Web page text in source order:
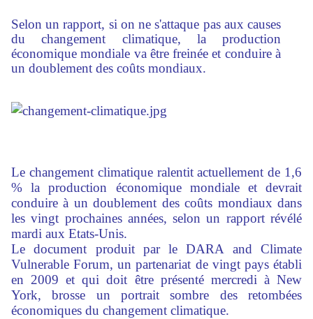
Selon un rapport, si on ne s'attaque pas aux causes
du changement climatique, la production
économique mondiale va être freinée et conduire à
un doublement des coûts mondiaux.
Le changement climatique ralentit actuellement de 1,6
% la production économique mondiale et devrait
conduire à un doublement des coûts mondiaux dans
les vingt prochaines années, selon un rapport révélé
mardi aux Etats-Unis.
Le document produit par le DARA and Climate
Vulnerable Forum, un partenariat de vingt pays établi
en 2009 et qui doit être présenté mercredi à New
York, brosse un portrait sombre des retombées
économiques du changement climatique.